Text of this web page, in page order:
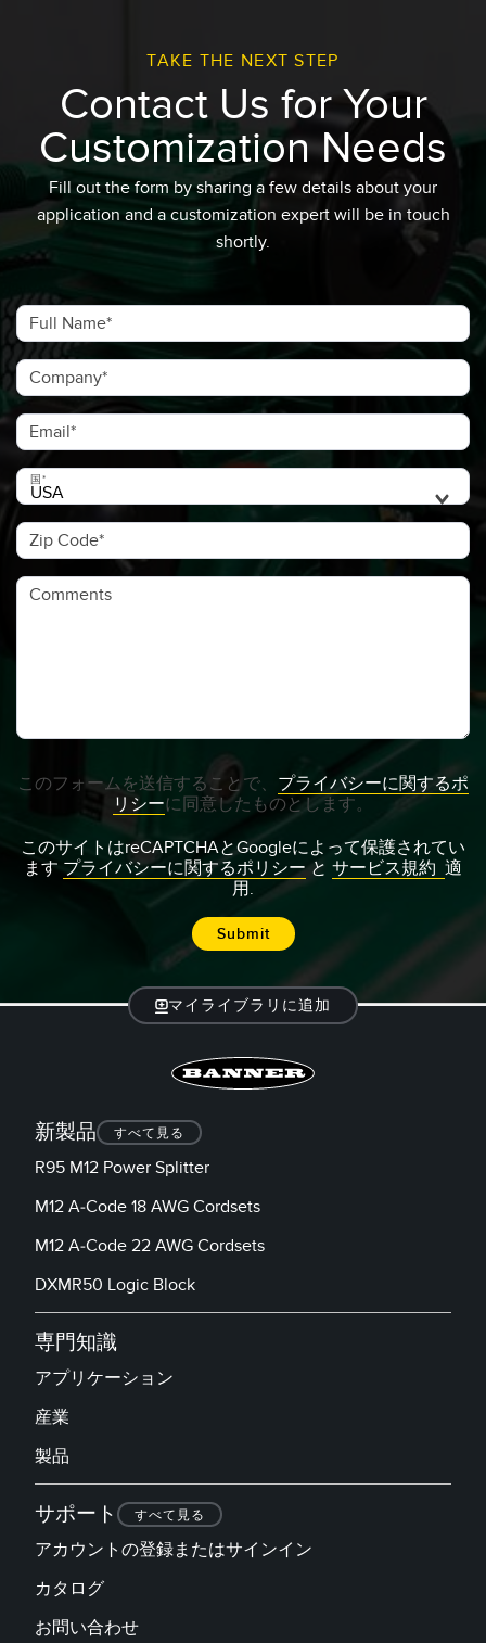
TAKE THE NEXT STEP
Contact Us for Your
Customization Needs
Fill out the form by sharing a few details about your
application and a customization expert will be in touch
shortly.​
Full Name
Company
Email
国
Zip Code
Comments
このフォームを送信することで、 プライバシーに関するポ
リシーに同意したものとします。
このサイトはreCAPTCHAとGoogleによって保護されてい
ます プライバシーに関するポリシーと サービス規約 適
用.
マイライブラリに追加
新製品 すべて見る
R95 M12 Power Splitter
M12 A-Code 18 AWG Cordsets
M12 A-Code 22 AWG Cordsets
DXMR50 Logic Block
専門知識
アプリケーション
産業
製品
サポート すべて見る
アカウントの登録またはサインイン
カタログ
お問い合わせ